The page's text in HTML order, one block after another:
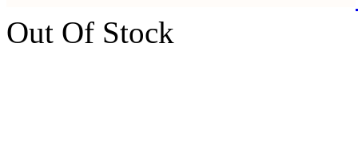
Out Of Stock